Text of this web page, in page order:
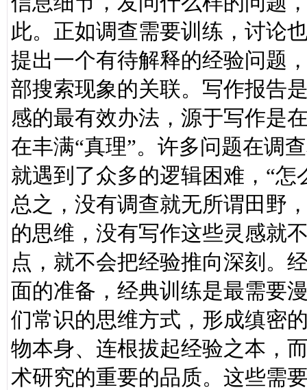
此。正如调查需要训练，讨论
提出一个有待解释的经验问题
部搜索现象的关联。写作报告
感的最有效办法，源于写作是
在丰满“真理”。许多问题在调
就遇到了众多的逻辑困难，“
总之，没有调查就无所谓田野
的思维，没有写作这些灵感就
点，就不会把经验推向深刻。
面的准备，经典训练是最需要
们常识的思维方式，形成缜密
物本身、连根拔起经验之本，
术研究的重要的品质。这些需